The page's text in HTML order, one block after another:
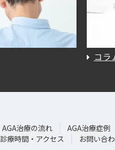
コラ
AGA治療の流れ AGA治療症例
診療時間・アクセス お問い合